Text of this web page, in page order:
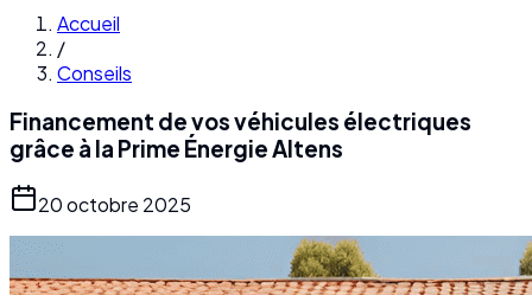
Accueil
/
Conseils
Financement de vos véhicules électriques
grâce à la Prime Énergie Altens
20 octobre 2025